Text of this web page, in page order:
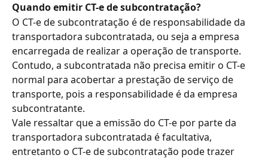
Quando emitir CT-e de subcontratação?
O CT-e de subcontratação é de responsabilidade da
transportadora subcontratada, ou seja a empresa
encarregada de realizar a operação de transporte.
Contudo, a subcontratada não precisa emitir o CT-e
normal para acobertar a prestação de serviço de
transporte, pois a responsabilidade é da empresa
subcontratante.
Vale ressaltar que a emissão do CT-e por parte da
transportadora subcontratada é facultativa,
entretanto o CT-e de subcontratação pode trazer